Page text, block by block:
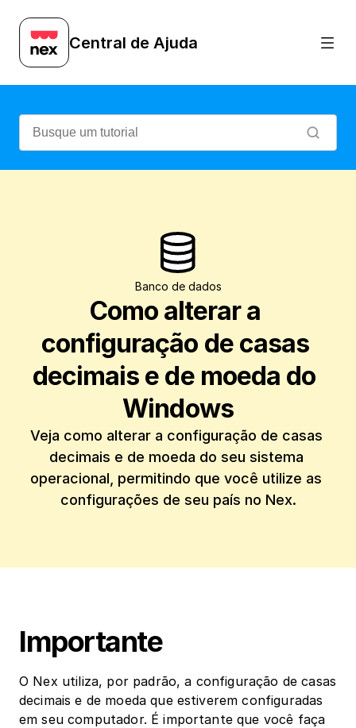
Central de Ajuda
Banco de dados
Como alterar a
configuração de casas
decimais e de moeda do
Windows
Veja como alterar a configuração de casas
decimais e de moeda do seu sistema
operacional, permitindo que você utilize as
configurações de seu país no Nex.
Importante
O Nex utiliza, por padrão, a configuração de casas
decimais e de moeda que estiverem configuradas
em seu computador. É importante que você faça